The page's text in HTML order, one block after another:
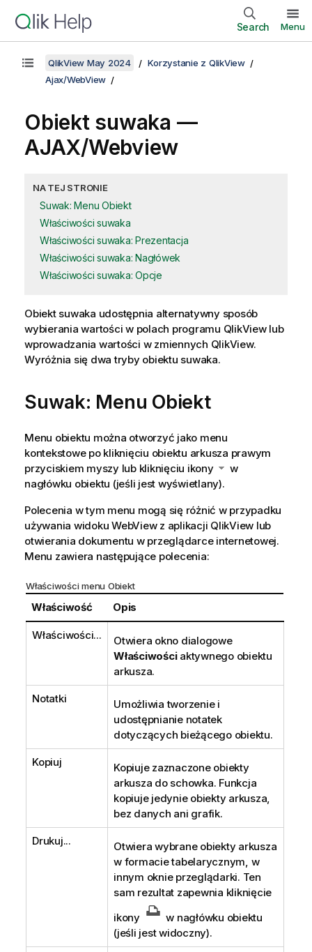
Search Menu
QlikView May 2024
Korzystanie z QlikView
Ajax/WebView
Obiekt suwaka —
AJAX/Webview
NA TEJ STRONIE
Suwak: Menu Obiekt
Właściwości suwaka
Właściwości suwaka: Prezentacja
Właściwości suwaka: Nagłówek
Właściwości suwaka: Opcje
Obiekt suwaka udostępnia alternatywny sposób
wybierania wartości w polach programu QlikView lub
wprowadzania wartości w zmiennych QlikView.
Wyróżnia się dwa tryby obiektu suwaka.
Suwak: Menu Obiekt
Menu obiektu można otworzyć jako menu
kontekstowe po kliknięciu obiektu arkusza prawym
przyciskiem myszy lub kliknięciu ikony
w
nagłówku obiektu (jeśli jest wyświetlany).
Polecenia w tym menu mogą się różnić w przypadku
używania widoku WebView z aplikacji QlikView lub
otwierania dokumentu w przeglądarce internetowej.
Menu zawiera następujące polecenia:
Właściwości menu Obiekt
Właściwość Opis
Właściwości...
Otwiera okno dialogowe
Właściwościaktywnego obiektu
arkusza.
Notatki
Umożliwia tworzenie i
udostępnianie notatek
dotyczących bieżącego obiektu.
Kopiuj
Kopiuje zaznaczone obiekty
arkusza do schowka. Funkcja
kopiuje jedynie obiekty arkusza,
bez danych ani grafik.
Drukuj...
Otwiera wybrane obiekty arkusza
w formacie tabelarycznym, w
innym oknie przeglądarki. Ten
sam rezultat zapewnia kliknięcie
ikony
w nagłówku obiektu
(jeśli jest widoczny).